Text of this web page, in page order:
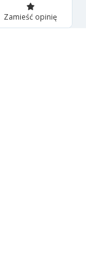
Zamieść opinię